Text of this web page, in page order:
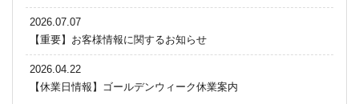
2026.07.07
【重要】お客様情報に関するお知らせ
2026.04.22
【休業日情報】ゴールデンウィーク休業案内